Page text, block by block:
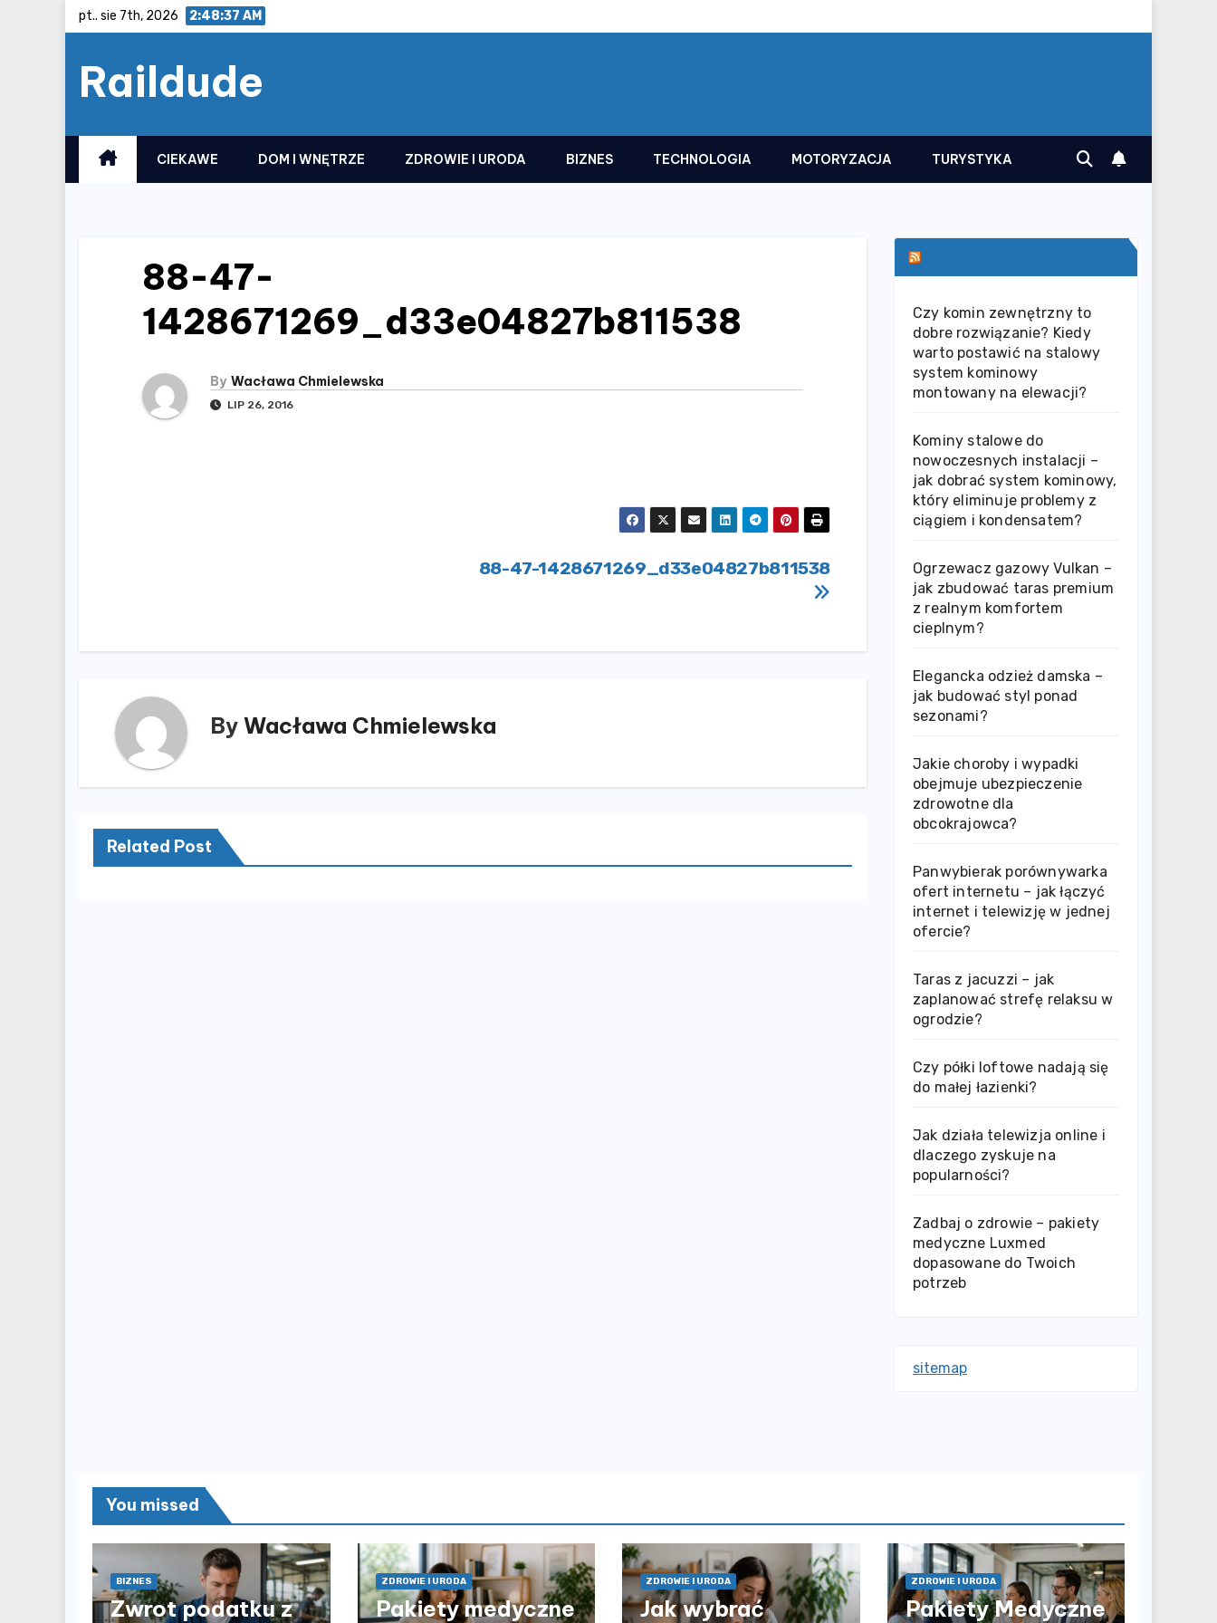
pt.. sie 7th, 2026 2:48:38 AM
Raildude
CIEKAWE DOM I WNĘTRZE ZDROWIE I URODA BIZNES TECHNOLOGIA MOTORYZACJA TURYSTYKA
88-47-
1428671269_d33e04827b811538
By Wacława Chmielewska
LIP 26, 2016
88-47-1428671269_d33e04827b811538
By Wacława Chmielewska
Related Post
Czy komin zewnętrzny to
dobre rozwiązanie? Kiedy
warto postawić na stalowy
system kominowy
montowany na elewacji?
Kominy stalowe do
nowoczesnych instalacji –
jak dobrać system kominowy,
który eliminuje problemy z
ciągiem i kondensatem?
Ogrzewacz gazowy Vulkan –
jak zbudować taras premium
z realnym komfortem
cieplnym?
Elegancka odzież damska –
jak budować styl ponad
sezonami?
Jakie choroby i wypadki
obejmuje ubezpieczenie
zdrowotne dla
obcokrajowca?
Panwybierak porównywarka
ofert internetu – jak łączyć
internet i telewizję w jednej
ofercie?
Taras z jacuzzi – jak
zaplanować strefę relaksu w
ogrodzie?
Czy półki loftowe nadają się
do małej łazienki?
Jak działa telewizja online i
dlaczego zyskuje na
popularności?
Zadbaj o zdrowie – pakiety
medyczne Luxmed
dopasowane do Twoich
potrzeb
sitemap
You missed
BIZNES
Zwrot podatku z
ZDROWIE I URODA
Pakiety medyczne
ZDROWIE I URODA
Jak wybrać
ZDROWIE I URODA
Pakiety Medyczne